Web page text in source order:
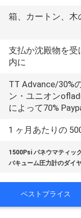
箱、カートン、木
支払か沈殿物を受
内に
TT Advance/30%
ン・ユニオン
によって70%
1 ヶ月あたりの
1500Psi パネウマティッ
バキューム圧力計のダイ
ベストプライス